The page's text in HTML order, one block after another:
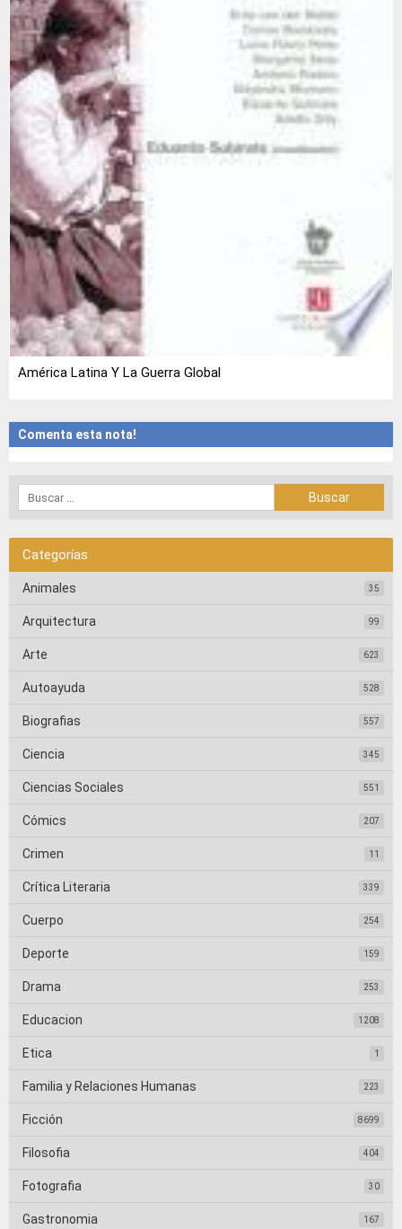
América Latina Y La Guerra Global
Comenta esta nota!
Categorías
Animales 35
Arquitectura 99
Arte 623
Autoayuda 528
Biografias 557
Ciencia 345
Ciencias Sociales 551
Cómics 207
Crimen 11
Crítica Literaria 339
Cuerpo 254
Deporte 159
Drama 253
Educacion 1208
Etica 1
Familia y Relaciones Humanas 223
Ficción 8699
Filosofia 404
Fotografia 30
Gastronomia 167